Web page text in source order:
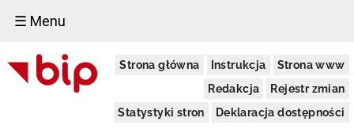
☰ Menu
Strona główna Instrukcja
Strona www
Redakcja
Rejestr zmian
Statystyki stron
Deklaracja dostępności
Informacje
ogólne
Dane